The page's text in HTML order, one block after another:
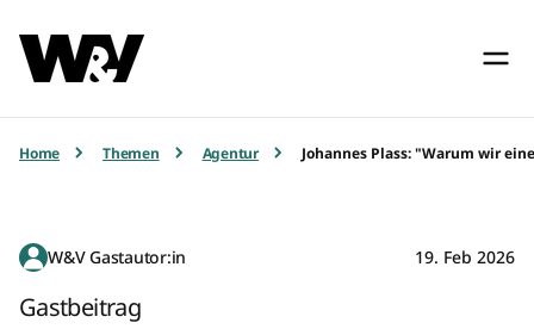
Home Themen Agentur Johannes Plass: "Warum wir
W&V Gastautor:in 19. Feb 2026
Gastbeitrag